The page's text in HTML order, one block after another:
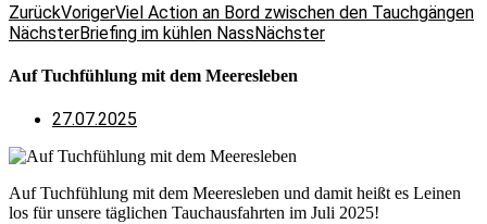
ZurückVorigerViel Action an Bord zwischen den Tauchgängen
NächsterBriefing im kühlen NassNächster
Auf Tuchfühlung mit dem Meeresleben
27.07.2025
Auf Tuchfühlung mit dem Meeresleben und damit heißt es Leinen
los für unsere täglichen Tauchausfahrten im Juli 2025!